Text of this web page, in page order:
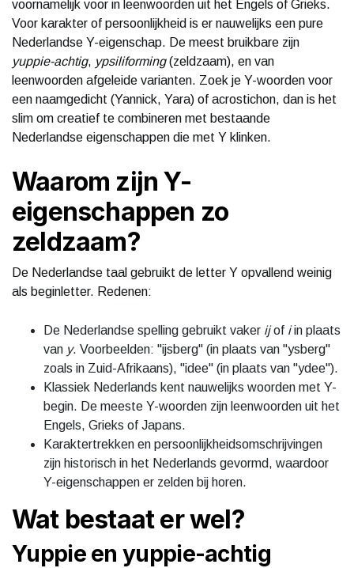
voornamelijk voor in leenwoorden uit het Engels of Grieks.
Voor karakter of persoonlijkheid is er nauwelijks een pure
Nederlandse Y-eigenschap. De meest bruikbare zijn
yuppie-achtig, ypsiliforming(zeldzaam), en van
leenwoorden afgeleide varianten. Zoek je Y-woorden voor
een naamgedicht (Yannick, Yara) of acrostichon, dan is het
slim om creatief te combineren met bestaande
Nederlandse eigenschappen die met Y klinken.
Waarom zijn Y-
eigenschappen zo
zeldzaam?
De Nederlandse taal gebruikt de letter Y opvallend weinig
als beginletter. Redenen:
De Nederlandse spelling gebruikt vaker ijof iin plaats
van y. Voorbeelden: "ijsberg" (in plaats van "ysberg"
zoals in Zuid-Afrikaans), "idee" (in plaats van "ydee").
Klassiek Nederlands kent nauwelijks woorden met Y-
begin. De meeste Y-woorden zijn leenwoorden uit het
Engels, Grieks of Japans.
Karaktertrekken en persoonlijkheidsomschrijvingen
zijn historisch in het Nederlands gevormd, waardoor
Y-eigenschappen er zelden bij horen.
Wat bestaat er wel?
Yuppie en yuppie-achtig